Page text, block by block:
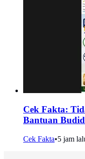
Cek Fakta:
Bantuan
Cek Fakta•5 jam